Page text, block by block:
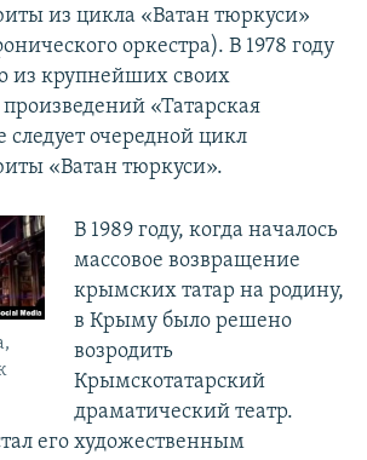
из цикла «Ватан тюркуси»
оркестра). В 1978 году
из крупнейших своих
«Татарская
следует очередной цикл
«Ватан тюркуси».
В 1989 году, когда началось
массовое возвращение
крымских татар на родину,
в Крыму было решено
возродить
Крымскотатарский
драматический театр.
его художественным